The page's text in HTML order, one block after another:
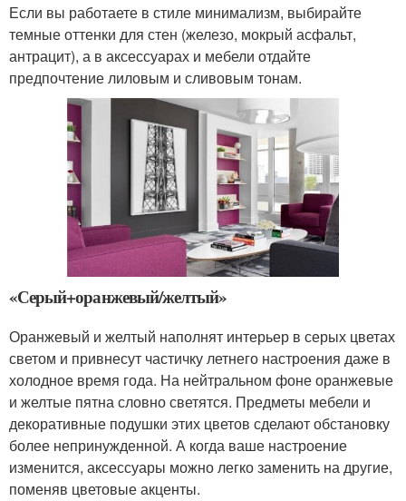
Если вы работаете в стиле минимализм, выбирайте
темные оттенки для стен (железо, мокрый асфальт,
антрацит), а в аксессуарах и мебели отдайте
предпочтение лиловым и сливовым тонам.
«Серый+оранжевый/желтый»
Оранжевый и желтый наполнят интерьер в серых цветах
светом и привнесут частичку летнего настроения даже в
холодное время года. На нейтральном фоне оранжевые
и желтые пятна словно светятся. Предметы мебели и
декоративные подушки этих цветов сделают обстановку
более непринужденной. А когда ваше настроение
изменится, аксессуары можно легко заменить на другие,
поменяв цветовые акценты.